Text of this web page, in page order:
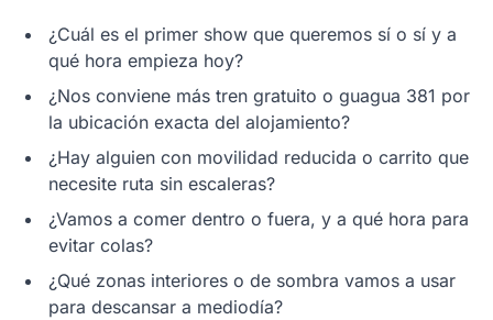
¿Cuál es el primer show que queremos sí o sí y a
qué hora empieza hoy?
¿Nos conviene más tren gratuito o guagua 381 por
la ubicación exacta del alojamiento?
¿Hay alguien con movilidad reducida o carrito que
necesite ruta sin escaleras?
¿Vamos a comer dentro o fuera, y a qué hora para
evitar colas?
¿Qué zonas interiores o de sombra vamos a usar
para descansar a mediodía?